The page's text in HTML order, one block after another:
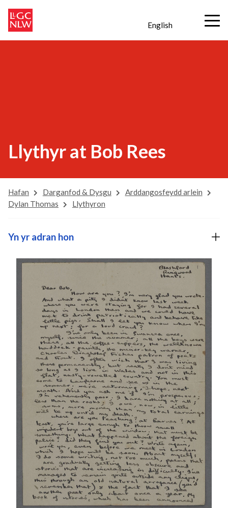
English
Llythyr at Bob Rees
Hafan Darganfod & Dysgu
Arddangosfeydd arlein
Dylan Thomas
Llythyron
Yn yr adran hon